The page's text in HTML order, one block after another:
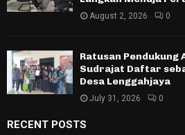
August 2, 2026 0
Ratusan Pendukung
Sudrajat Daftar
Desa Lenggahjaya
July 31, 2026 0
RECENT POSTS